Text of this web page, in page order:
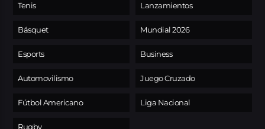
Tenis
Básquet
Esports
Automovilismo
Fútbol Americano
Rugby
Lanzamientos
Mundial 2026
Business
Juego Cruzado
Liga Nacional